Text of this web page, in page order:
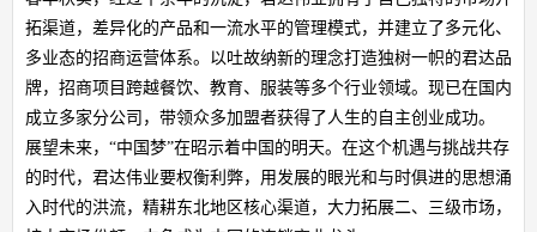
拓渠道，差异化的产品和一流水平的管理模式，并建立了多元化、
多业态的招商运营体系。以吐故纳新的理念打造独树一帜的君达品
牌，招商项目跨越餐饮、教育、服装等多个行业领域。现已在国内
成立多家分公司，带领众多加盟者获得了人生的自主创业成功。
展望未来，“中国梦”在昭示着中国的明天。在这个机遇与挑战共存
的时代，君达伟业要权衡利弊，用发展的眼光和与时俱进的思想涌
入时代的洪流，精耕东北地区核心渠道，大力拓展二、三级市场，